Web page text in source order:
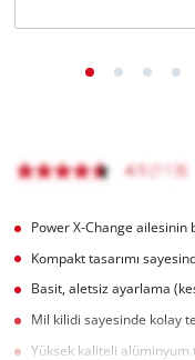
Power X-Change ailesinin
Kompakt tasarımı
Basit, aletsiz ayarlama
Mil kilidi sayesinde kolay
Yüksek kaliteli alüminyum